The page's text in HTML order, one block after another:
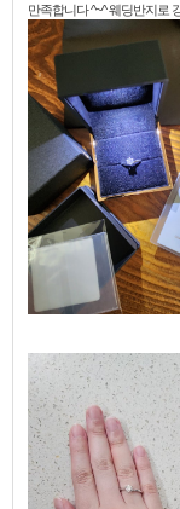
합니다
네이****